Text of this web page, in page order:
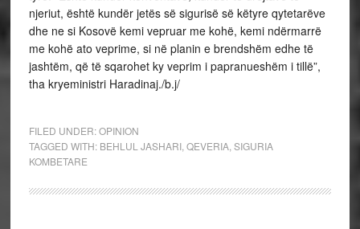
njeriut, është kundër jetës së sigurisë së këtyre qytetarëve
dhe ne si Kosovë kemi vepruar me kohë, kemi ndërmarrë
me kohë ato veprime, si në planin e brendshëm edhe të
jashtëm, që të sqarohet ky veprim i papranueshëm i tillë”,
tha kryeministri Haradinaj./b.j/
FILED UNDER:OPINION
TAGGED WITH: BEHLUL JASHARI,QEVERIA,SIGURIA
KOMBETARE